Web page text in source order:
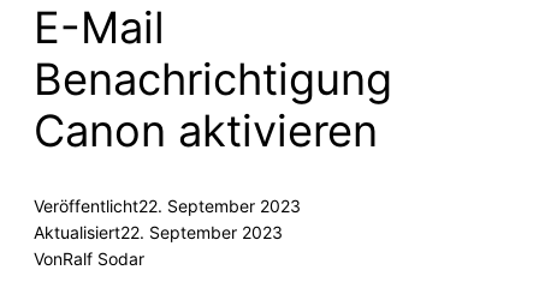
E-Mail
Benachrichtigung
Canon aktivieren
Veröffentlicht22. September 2023
Aktualisiert22. September 2023
VonRalf Sodar